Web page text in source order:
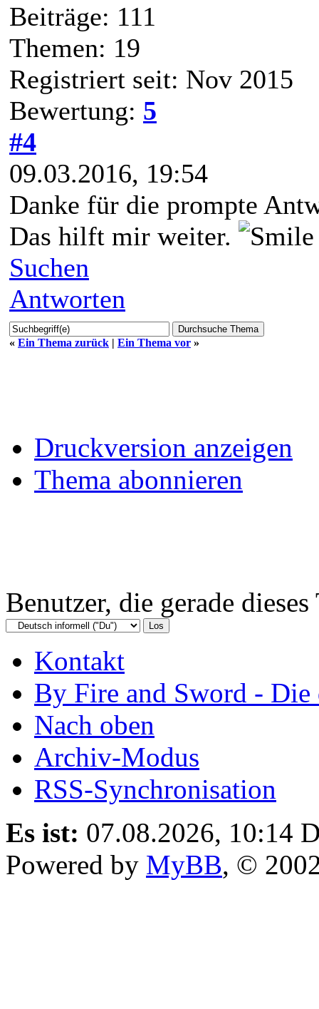
Beiträge: 111
Themen: 19
Registriert seit: Nov 2015
Bewertung: 5
#4
09.03.2016, 19:54
Danke für die prompte
Das hilft mir weiter.
Suchen
Antworten
« Ein Thema zurück | Ein Thema vor »
Druckversion anzeigen
Thema abonnieren
Benutzer, die gerade
Kontakt
By Fire and Sword -
Nach oben
Archiv-Modus
RSS-Synchronisation
Es ist: 07.08.2026, 10:14
Powered by MyBB, ©